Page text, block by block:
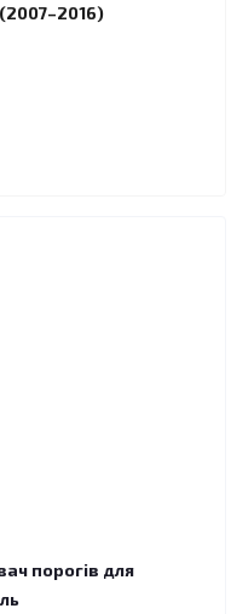
порогів для